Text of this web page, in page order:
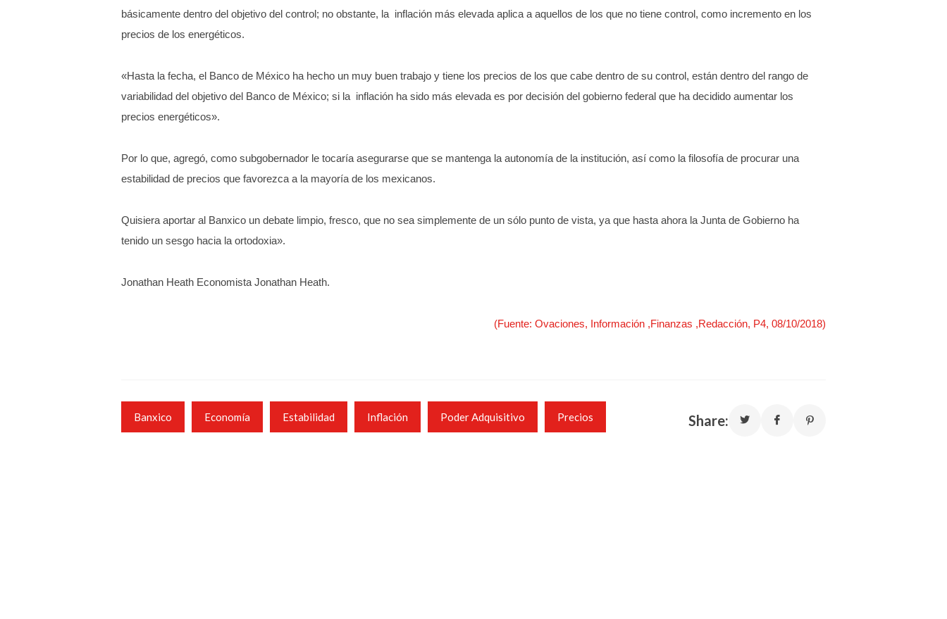
básicamente dentro del objetivo del control; no obstante, la inflación más elevada aplica a aquellos de los que no tiene control, como incremento en los
precios de los energéticos.
«Hasta la fecha, el Banco de México ha hecho un muy buen trabajo y tiene los precios de los que cabe dentro de su control, están dentro del rango de
variabilidad del objetivo del Banco de México; si la inflación ha sido más elevada es por decisión del gobierno federal que ha decidido aumentar los
precios energéticos».
Por lo que, agregó, como subgobernador le tocaría asegurarse que se mantenga la autonomía de la institución, así como la filosofía de procurar una
estabilidad de precios que favorezca a la mayoría de los mexicanos.
Quisiera aportar al Banxico un debate limpio, fresco, que no sea simplemente de un sólo punto de vista, ya que hasta ahora la Junta de Gobierno ha
tenido un sesgo hacia la ortodoxia».
Jonathan Heath Economista Jonathan Heath.
(Fuente: Ovaciones, Información ,Finanzas ,Redacción, P4, 08/10/2018)
Banxico Economía Estabilidad Inflación Poder Adquisitivo Precios Share: